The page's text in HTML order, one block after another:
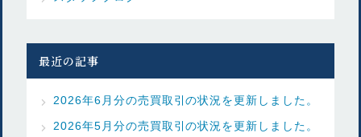
最近の記事
2026年6月分の売買取引の状況を更新しました。
2026年5月分の売買取引の状況を更新しました。